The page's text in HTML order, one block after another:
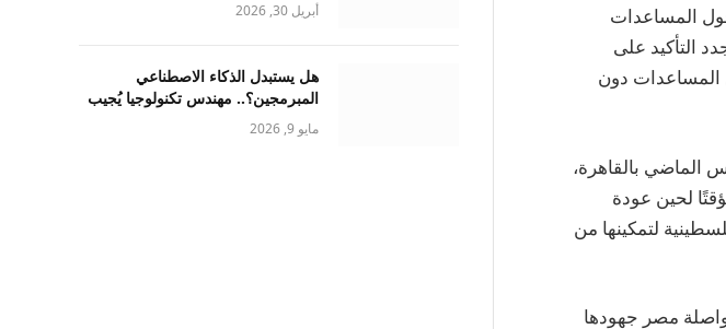
المساعدات
التأكيد على
المساعدات دون
الماضي بالقاهرة،
لحين عودة
لتمكينها من
مصر جهودها
أبريل 30, 2026
هل يستبدل الذكاء الاصطناعي
المبرمجين؟.. مهندس تكنولوجيا يُجيب
مايو 9, 2026